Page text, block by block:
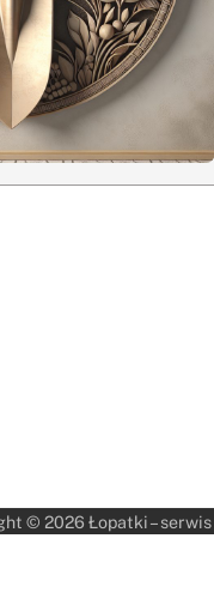
© 2026 Łopatki – serwis